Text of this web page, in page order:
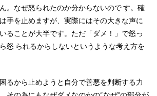
。なぜ怒られたのか分からないので す。確
手を止めますが、実際にはその大きな声に
ることが大半です。ただ「ダメ！」で怒っ
怒 られるからしないというような考え方を
るから止めようと自分で善悪を判断する力